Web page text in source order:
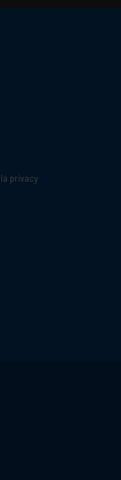
privacy